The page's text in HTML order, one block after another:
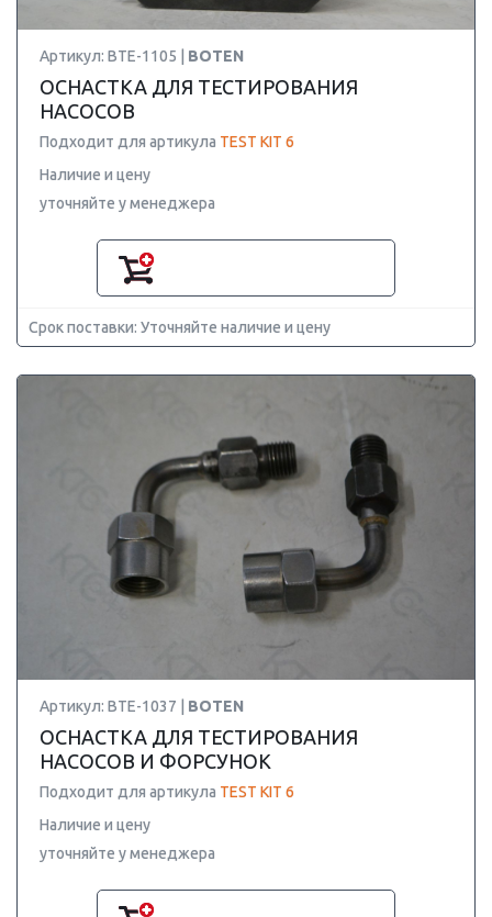
Артикул: BTE-1105 | BOTEN
ОСНАСТКА ДЛЯ ТЕСТИРОВАНИЯ
НАСОСОВ
Подходит для артикула TEST KIT 6
Наличие и цену
уточняйте у менеджера
Срок поставки: Уточняйте наличие и цену
Артикул: BTE-1037 | BOTEN
ОСНАСТКА ДЛЯ ТЕСТИРОВАНИЯ
НАСОСОВ И ФОРСУНОК
Подходит для артикула TEST KIT 6
Наличие и цену
уточняйте у менеджера